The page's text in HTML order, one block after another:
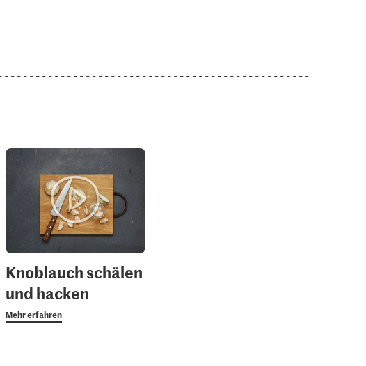
Knoblauch schälen
und hacken
Mehr erfahren